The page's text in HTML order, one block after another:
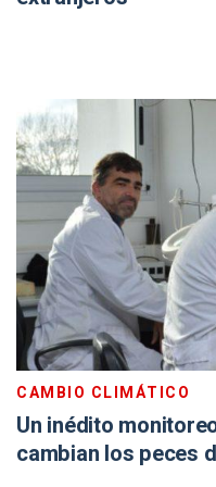
CAMBIO CLIMÁTICO
Un inédito
cambian los peces